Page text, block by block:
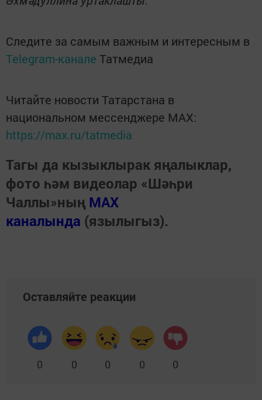
Следите за самым важным и интересным в
Telegram-канале Татмедиа
Читайте новости Татарстана в
национальном мессенджере MАХ:
https://max.ru/tatmedia
Тагы да кызыклырак яңалыклар,
фото һәм видеолар «Шәһри
Чаллы»ның MAX
каналында (язылыгыз).
Оставляйте реакции
0 0 0 0 0